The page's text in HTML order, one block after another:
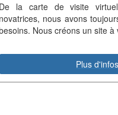
De la carte de visite
novatrices, nous avons
Nous créons un site à
Plus d'infos